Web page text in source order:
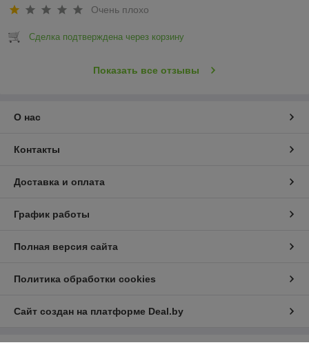
Очень плохо
Сделка подтверждена через корзину
Показать все отзывы
О нас
Контакты
Доставка и оплата
График работы
Полная версия сайта
Политика обработки cookies
Сайт создан на платформе Deal.by